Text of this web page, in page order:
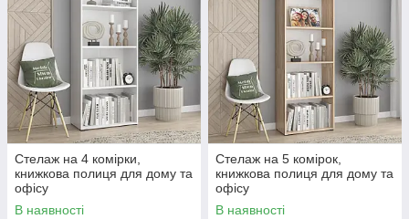
Стелаж на 4 комірки,
книжкова полиця для дому та
офісу
В наявності
Стелаж на 5 комірок,
книжкова полиця для дому та
офісу
В наявності